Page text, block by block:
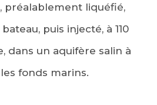
préalablement liquéfié,
puis injecté, à 110
dans un aquifère salin à
fonds marins.